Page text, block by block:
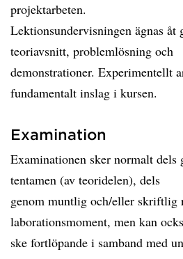
projektarbeten.
Lektionsundervisningen ägnas åt
teoriavsnitt, problemlösning och
demonstrationer. Experimentellt
fundamentalt inslag i kursen.
Examination
Examinationen sker normalt
tentamen (av teoridelen), dels
genom muntlig och/eller skriftlig
laborationsmoment, men kan
ske fortlöpande i samband med